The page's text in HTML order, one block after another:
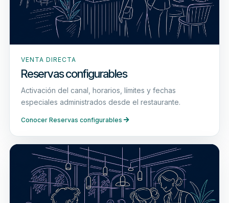
VENTA DIRECTA
Reservas configurables
Activación del canal, horarios, límites y fechas
especiales administrados desde el restaurante.
Conocer Reservas configurables